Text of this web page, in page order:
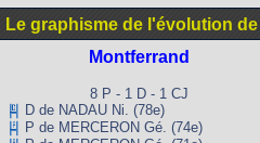
Le graphisme de l'évolution
Montferrand
8 P - 1 D - 1 CJ
D de NADAU Ni. (78e)
P de MERCERON Gé. (74e)